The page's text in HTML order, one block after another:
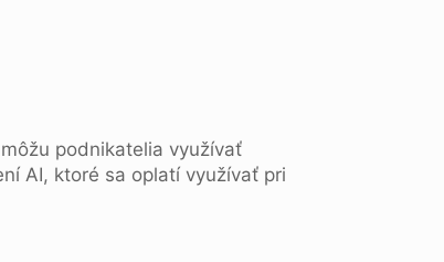
môžu podnikatelia využívať
AI, ktoré sa oplatí využívať pri